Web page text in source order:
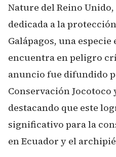
Nature del Reino
dedicada a la
Galápagos, una especie
encuentra en peligro
anuncio fue difundido
Conservación Jocotoco
destacando que este
significativo para la
en Ecuador y el